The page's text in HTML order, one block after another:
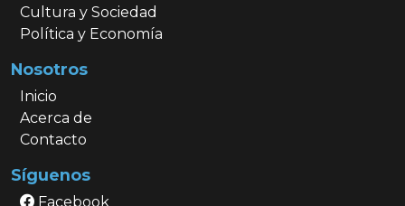
Cultura y Sociedad
Política y Economía
Nosotros
Inicio
Acerca de
Contacto
Síguenos
Facebook